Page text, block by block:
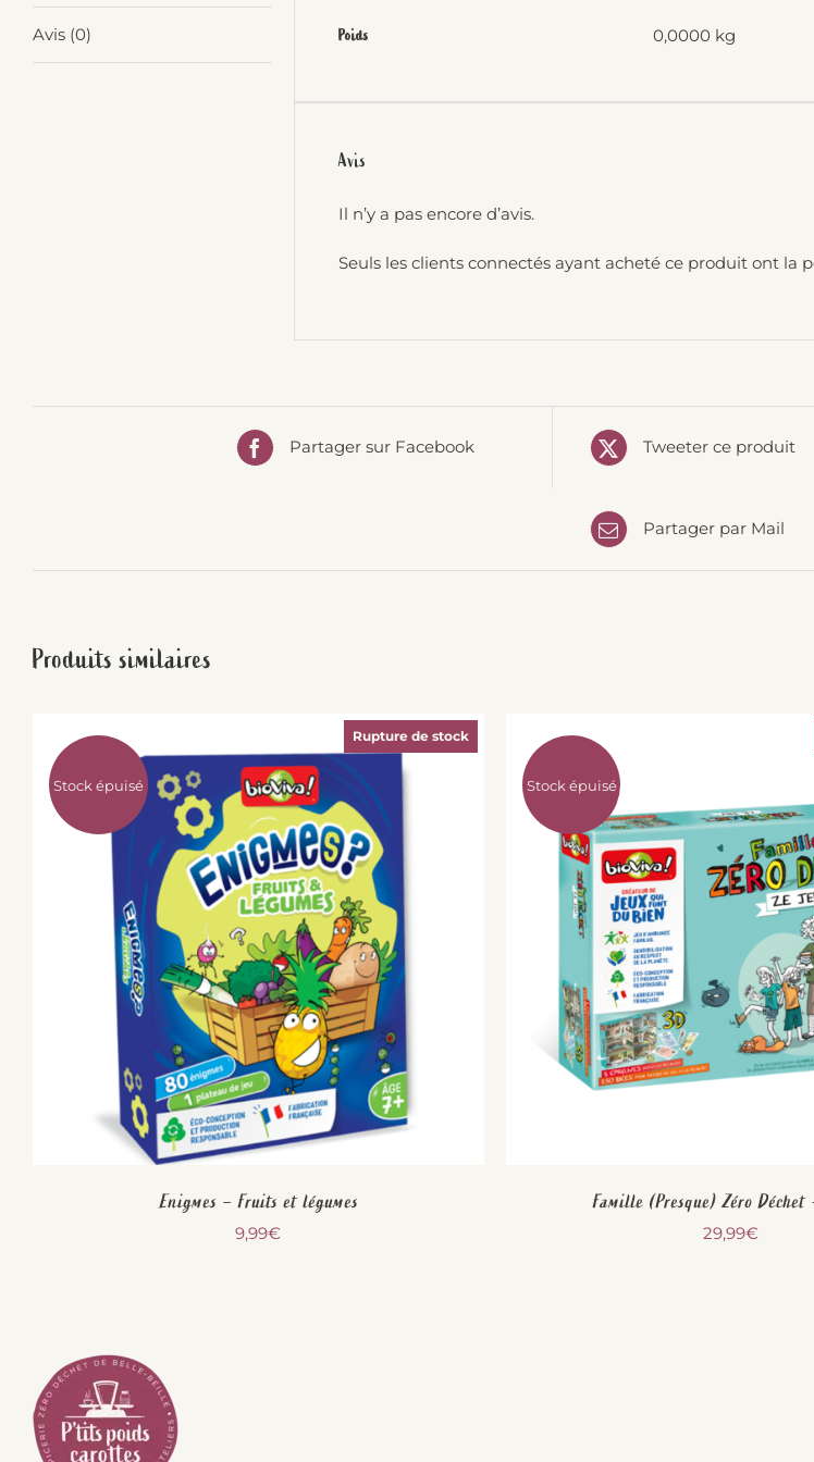
Avis (0) Poids 0,0000 kg
Avis
Il n’y a pas encore d’avis.
Seuls les clients connectés ayant acheté ce produit ont la
Partager sur Facebook Tweeter ce produit
Partager par Mail
Produits similaires
Stock épuisé
Rupture de stock
Enigmes – Fruits et légumes
9,99€
Stock épuisé
Famille (Presque) Zéro Déchet
29,99€